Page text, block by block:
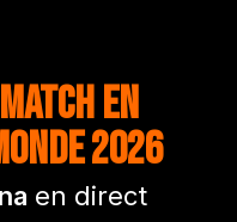
en
2026
en direct